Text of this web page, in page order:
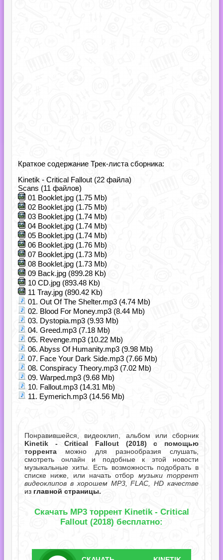
Краткое содержание Трек-листа сборника:
Kinetik - Critical Fallout (22 файла)
Scans (11 файлов)
01 Booklet.jpg (1.75 Mb)
02 Booklet.jpg (1.75 Mb)
03 Booklet.jpg (1.74 Mb)
04 Booklet.jpg (1.74 Mb)
05 Booklet.jpg (1.74 Mb)
06 Booklet.jpg (1.76 Mb)
07 Booklet.jpg (1.73 Mb)
08 Booklet.jpg (1.73 Mb)
09 Back.jpg (899.28 Kb)
10 CD.jpg (893.48 Kb)
11 Tray.jpg (890.42 Kb)
01. Out Of The Shelter.mp3 (4.74 Mb)
02. Blood For Money.mp3 (8.44 Mb)
03. Dystopia.mp3 (9.93 Mb)
04. Greed.mp3 (7.18 Mb)
05. Revenge.mp3 (10.22 Mb)
06. Abyss Of Humanity.mp3 (9.98 Mb)
07. Face Your Dark Side.mp3 (7.66 Mb)
08. Conspiracy Theory.mp3 (7.02 Mb)
09. Warped.mp3 (9.68 Mb)
10. Fallout.mp3 (14.31 Mb)
11. Eymerich.mp3 (14.56 Mb)
Понравившейся, видеоклип, альбом или сборник
Kinetik - Critical Fallout (2018) с помощью
торрента можно для разнообразия слушать,
смотреть онлайн и подобные к этой новости
музыкальные хиты. Есть возможность подобрать в
списке ниже, или начать отбор музыки торрент
видеоклипов в хорошем MP3, FLAC, HD качестве
из главной страницы.
Скачать MP3 торрент Kinetik - Critical
Fallout (2018) бесплатно: